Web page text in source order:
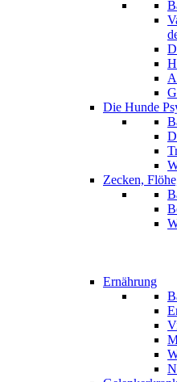
Die Hunde
Zecken,
Ernährung